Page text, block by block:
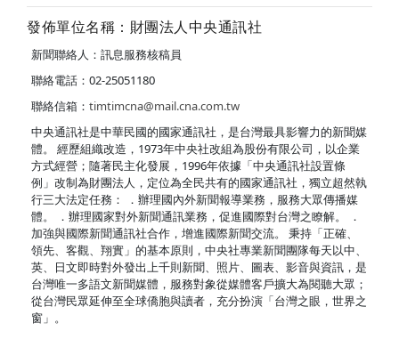
發佈單位名稱：財團法人中央通訊社
新聞聯絡人：訊息服務核稿員
聯絡電話：02-25051180
聯絡信箱： timtimcna@mail.cna.com.tw
中央通訊社是中華民國的國家通訊社，是台灣最具影響力的新聞媒
體。 經歷組織改造，1973年中央社改組為股份有限公司，以企業
方式經營；隨著民主化發展，1996年依據「中央通訊社設置條
例」改制為財團法人，定位為全民共有的國家通訊社，獨立超然執
行三大法定任務： ．辦理國內外新聞報導業務，服務大眾傳播媒
體。 ．辦理國家對外新聞通訊業務，促進國際對台灣之瞭解。 ．
加強與國際新聞通訊社合作，增進國際新聞交流。 秉持「正確、
領先、客觀、翔實」的基本原則，中央社專業新聞團隊每天以中、
英、日文即時對外發出上千則新聞、照片、圖表、影音與資訊，是
台灣唯一多語文新聞媒體，服務對象從媒體客戶擴大為閱聽大眾；
從台灣民眾延伸至全球僑胞與讀者，充分扮演「台灣之眼，世界之
窗」。